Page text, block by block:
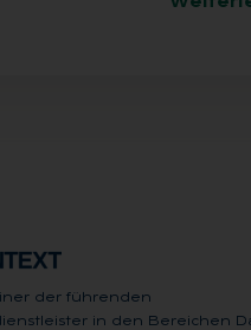
einer der führenden
in den Bereichen